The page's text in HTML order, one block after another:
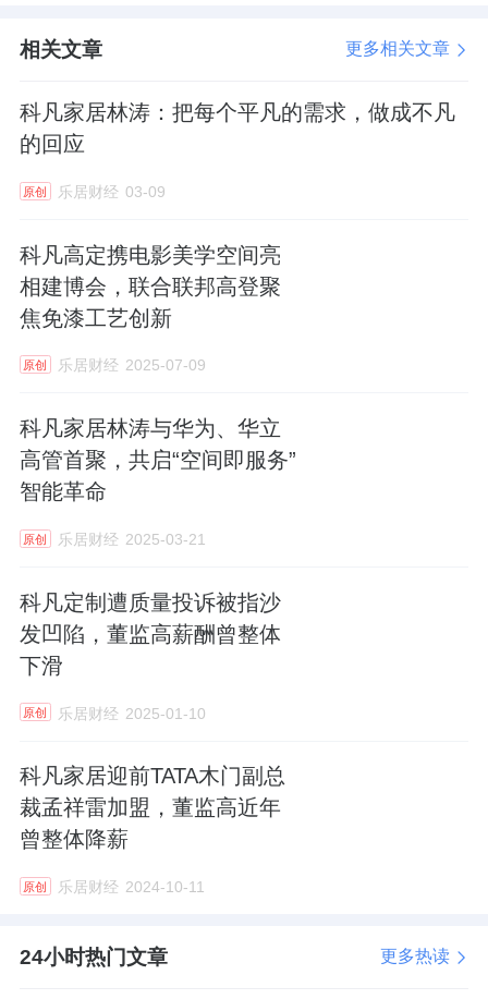
相关文章 更多相关文章
科凡家居林涛：把每个平凡的需求，做成不凡
的回应
原创 乐居财经 03-09
科凡高定携电影美学空间亮
相建博会，联合联邦高登聚
焦免漆工艺创新
原创 乐居财经 2025-07-09
科凡家居林涛与华为、华立
高管首聚，共启“空间即服务”
智能革命
原创 乐居财经 2025-03-21
科凡定制遭质量投诉被指沙
发凹陷，董监高薪酬曾整体
下滑
原创 乐居财经 2025-01-10
科凡家居迎前TATA木门副总
裁孟祥雷加盟，董监高近年
曾整体降薪
原创 乐居财经 2024-10-11
24小时热门文章 更多热读